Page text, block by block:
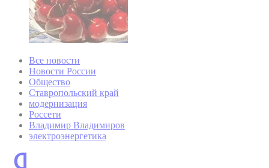
Все новости
Новости России
Общество
Ставропольский край
модернизация
Россети
Владимир Владимиров
электроэнергетика